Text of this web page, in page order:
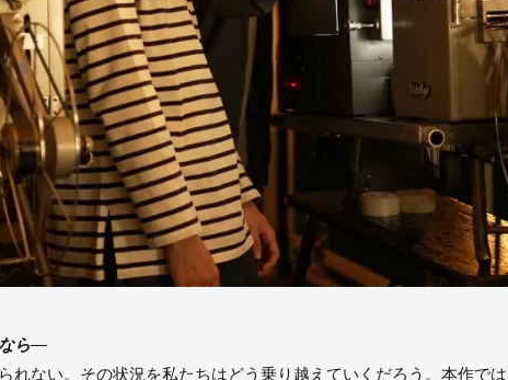
なら—
れない。その状況を私たちはどう乗り越えていくだろう。本作で